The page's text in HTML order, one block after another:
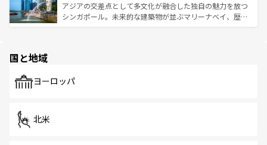
が待っている。親しみやすいタイの人々、仏教を中心とし
た文化、そして多様な観光資源が、訪れる旅人を魅了し続
ており、効率よく見どころを回れるのも魅力。息をのむよ
うな絶景から文化的な体験まで、香港を存分に楽しみ尽く
アジアの交差点として多文化が融合した独自の魅力を放つ
シンガポール。未来的な建築物が並ぶマリーナベイ、歴史
で、ホーカーズは地元の風情を楽しめる外せないスポット
国と地域
ヨーロッパ
北米